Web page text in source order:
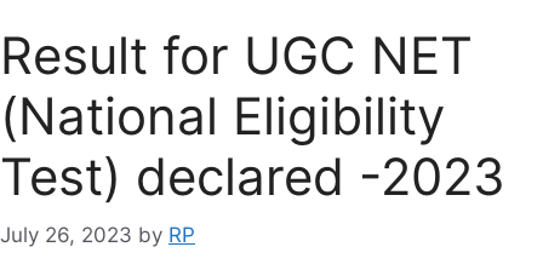
Result for UGC NET
(National Eligibility
Test) declared -2023
July 26, 2023 by RP